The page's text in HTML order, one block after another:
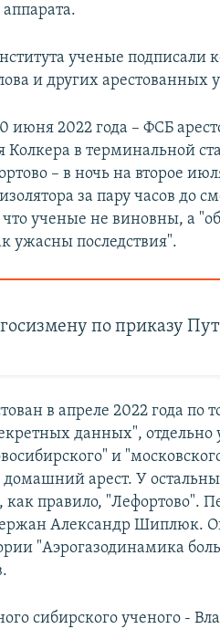
ученые подписали
и других арестованных
июня 2022 года – ФСБ
в терминальной
– в ночь на второе
за пару часов до
ученые не виновны, а
ужасны последствия".
по приказу
в апреле 2022 года по
данных", отдельно
и
домашний арест. У
правило, "Лефортово".
Александр Шиплюк.
"Аэрогазодинамика
сибирского ученого -